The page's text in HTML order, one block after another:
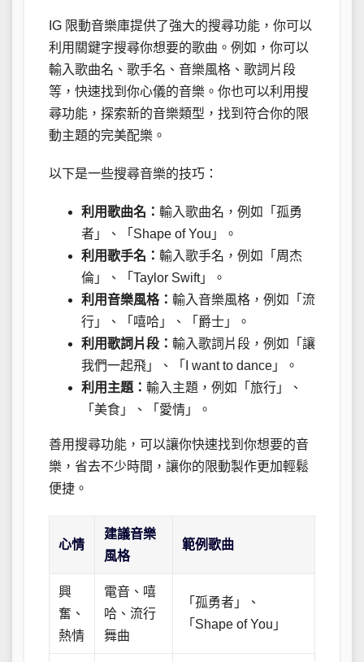
IG 限動音樂庫提供了強大的搜尋功能，你可以
利用關鍵字搜尋你想要的歌曲。例如，你可以
輸入歌曲名、歌手名、音樂風格、歌詞片段
等，快速找到你心儀的音樂。你也可以利用搜
尋功能，探索新的音樂類型，找到符合你的限
動主題的完美配樂。
以下是一些搜尋音樂的技巧：
利用歌曲名： 輸入歌曲名，例如「孤勇
者」、「Shape of You」。
利用歌手名： 輸入歌手名，例如「周杰
倫」、「Taylor Swift」。
利用音樂風格： 輸入音樂風格，例如「流
行」、「嘻哈」、「爵士」。
利用歌詞片段： 輸入歌詞片段，例如「讓
我們一起飛」、「I want to dance」。
利用主題： 輸入主題，例如「旅行」、
「美食」、「愛情」。
善用搜尋功能，可以讓你快速找到你想要的音
樂，省去不少時間，讓你的限動製作更加輕鬆
便捷。
心情
建議音樂
風格
範例歌曲
興
奮、
熱情
電音、嘻
哈、流行
舞曲
「孤勇者」、
「Shape of You」